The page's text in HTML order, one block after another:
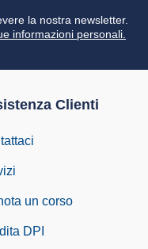
la nostra newsletter.
informazioni personali.
Clienti
un corso
DPI